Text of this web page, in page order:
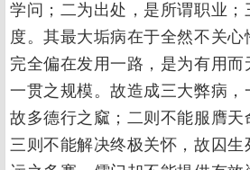
学问；二为出处，是所谓职业；
度。其最大垢病在于全然不关心
完全偏在发用一路，是为有用而
一贯之规模。故造成三大弊病，
故多德行之窳；二则不能服膺天
三则不能解决终极关怀，故囚生